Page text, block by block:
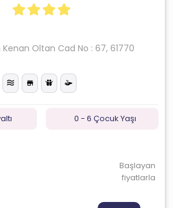
Kenan Oltan Cad No : 67, 61770
0 - 6 Çocuk Yaşı
Başlayan
fiyatlarla